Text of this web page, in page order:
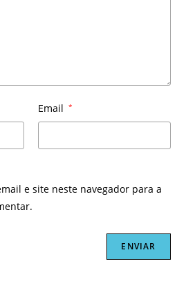
Email *
e site neste navegador para a